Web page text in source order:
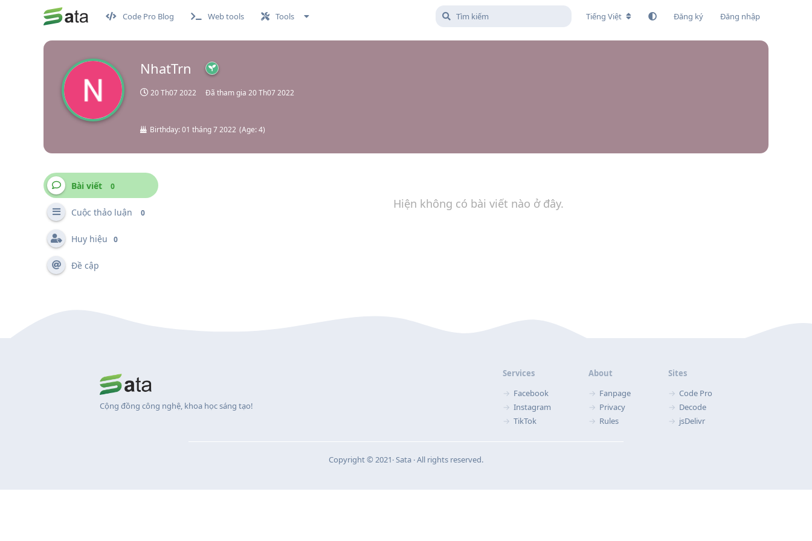
Code Pro Blog Web tools Tools Tiếng Việt Đăng ký Đăng nhập
NhatTrn
20 Th07 2022 Đã tham gia 20 Th07 2022
Birthday:01 tháng 7 2022 (Age:4)
Bài viết 0
Cuộc thảo luận 0
Huy hiệu 0
Đề cập
Hiện không có bài viết nào ở đây.
Cộng đồng công nghệ, khoa học sáng tạo!
Services
Facebook
Instagram
TikTok
About
Fanpage
Privacy
Rules
Sites
Code Pro
Decode
jsDelivr
Copyright © 2021‧ Sata ‧ All rights reserved.